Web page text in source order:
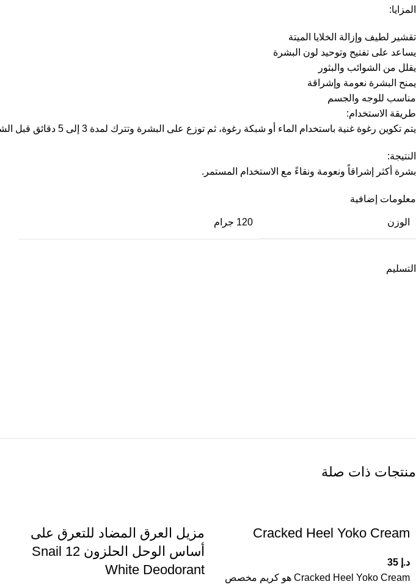
المزايا:
تقشير لطيف وإزالة الخلايا الميتة
يساعد على تفتيح وتوحيد لون البشرة
يقلل من الشوائب والبثور
يمنح البشرة نعومة وإشراقة
مناسب للوجه والجسم
طريقة الاستخدام:
يتم تكوين رغوة غنية باستخدام الماء أو شبكة رغوة، ثم توزع على البشرة وتترك لمدة 3 إلى 5 دقائق قبل الشطف جيداً بالماء. يستخدم بانتظام للحصول على أفضل النتائج.
النتيجة:
بشرة أكثر إشراقاً ونعومة ونقاءً مع الاستخدام المستمر.
معلومات إضافية
الوزن 120 جرام
التسليم
منتجات ذات صلة
Cracked Heel Yoko Cream
د.إ
Cracked Heel Yoko Cream هو كريم مخصص
مزيل العرق المضاد للتعرق على
أساس الوحل الحلزون 12 Snail
White Deodorant